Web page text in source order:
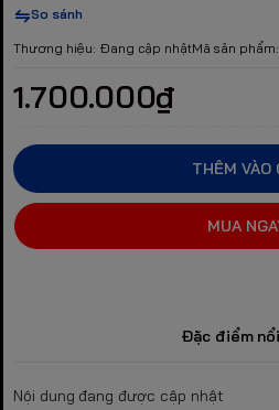
So sánh
Thương hiệu: Đang cập nhậtMã sản phẩm:
1.700.000₫
THÊM VÀO
MUA
Đặc điểm
Nội dung đang được cập nhật